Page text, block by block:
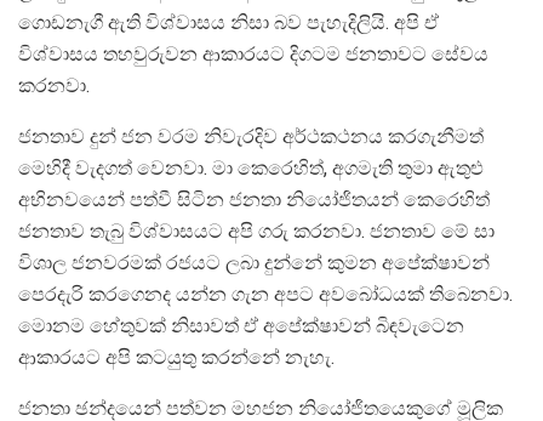
ගොඩනැගී ඇති විශ්වාසය නිසා බව පැහැදිලියි. අපි ඒ
විශ්වාසය තහවුරුවන ආකාරයට දිගටම ජනතාවට සේවය
කරනවා.
ජනතාව දුන් ජන ව‍රම නිවැරදිව අර්ථකථනය කරගැනීමත්
මෙහිදී වැදගත් වෙනවා. මා කෙරෙහිත්, අගමැති තුමා ඇතුළු
අභිනවයෙන් පත්වී සිටින ජනතා නියෝජිතයන් කෙරෙහිත්
ජනතාව තැබු විශ්වාසයට අපි ගරු කරනවා. ජනතාව මේ සා
විශාල ජනවරමක් රජයට ලබා දුන්නේ කුමන අපේක්ෂාවන්
පෙරදැරි කරගෙනද යන්න ගැන අපට අවබෝධයක් තිබෙනවා.
මොනම හේතුවක් නිසාවත් ඒ අපේක්ෂාවන් බිඳවැටෙන
ආකාරයට අපි කටයුතු කරන්නේ නැහැ.
ජනතා ඡන්දයෙන් පත්වන මහජන නියෝජිතයෙකුගේ මූලික